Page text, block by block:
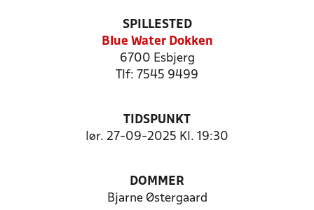
SPILLESTED
Blue Water Dokken
6700 Esbjerg
Tlf: 7545 9499
TIDSPUNKT
lør. 27-09-2025 Kl. 19:30
DOMMER
Bjarne Østergaard